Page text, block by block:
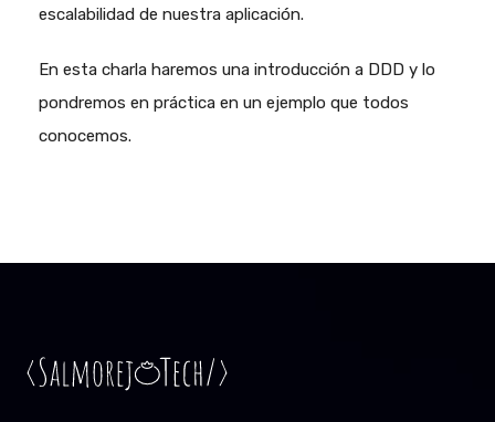
escalabilidad de nuestra aplicación.
En esta charla haremos una introducción a DDD y lo
pondremos en práctica en un ejemplo que todos
conocemos.